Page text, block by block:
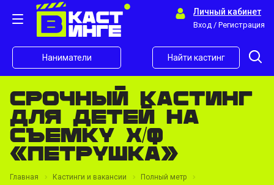
Личный кабинет
Вход / Регистрация
Наниматели Найти кастинг
Срочный кастинг
для детей на
съемку х/ф
«Петрушка»
Главная Кастинги и вакансии
Полный метр